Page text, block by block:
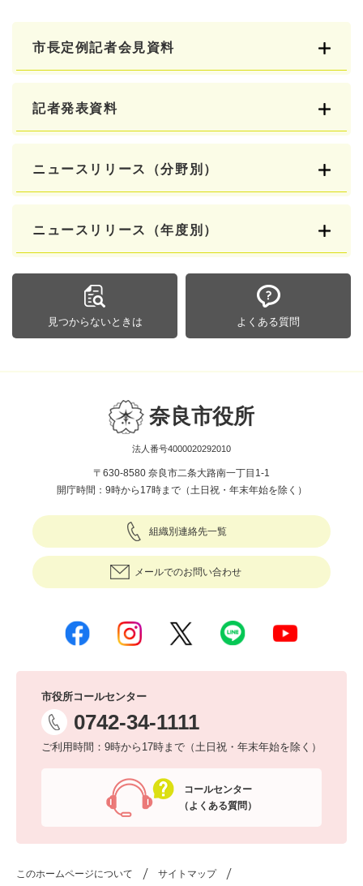
市長定例記者会見資料
記者発表資料
ニュースリリース（分野別）
ニュースリリース（年度別）
見つからないときは よくある質問
奈良市役所
法人番号4000020292010
〒630-8580 奈良市二条大路南一丁目1-1
開庁時間：9時から17時まで（土日祝・年末年始を除く）
組織別連絡先一覧
メールでのお問い合わせ
市役所コールセンター
0742-34-1111
ご利用時間：9時から17時まで（土日祝・年末年始を除く）
コールセンター
（よくある質問）
このホームページについて サイトマップ